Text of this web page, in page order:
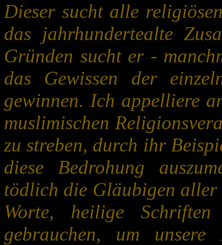
Dieser sucht alle
das jahrhundertealte
Gründen sucht er -
das Gewissen der
gewinnen. Ich appelliere
muslimischen
zu streben, durch ihr
diese Bedrohung
tödlich die Gläubigen
Worte, heilige
gebrauchen, um